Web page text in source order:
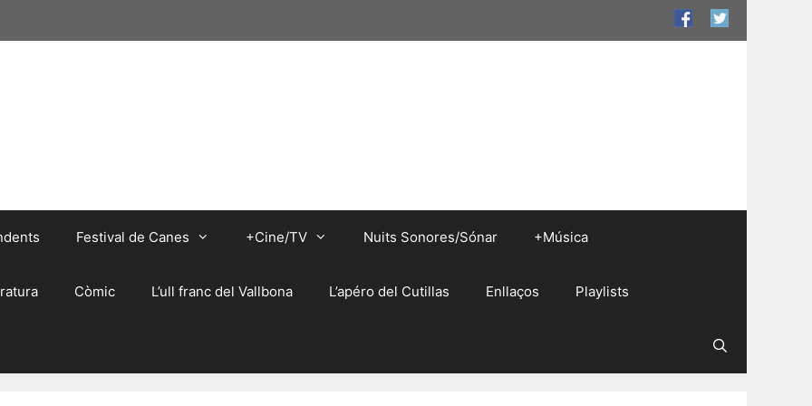
Festival de Canes +Cine/TV Nuits Sonores/Sónar +Música
Còmic L’ull franc del Vallbona L’apéro del Cutillas Enllaços Playlists